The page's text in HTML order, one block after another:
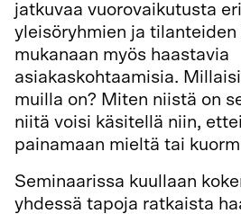
jatkuvaa vuorovaikutusta
yleisöryhmien ja tilanteiden
mukanaan myös haastavia
asiakaskohtaamisia.
muilla on? Miten niistä on
niitä voisi käsitellä niin,
painamaan mieltä tai
Seminaarissa kuullaan
yhdessä tapoja ratkaista